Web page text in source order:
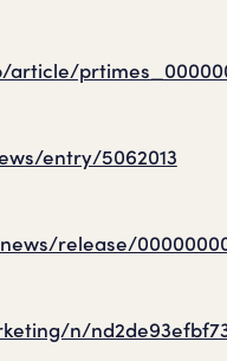
article/
entry/5062013
release/
n/